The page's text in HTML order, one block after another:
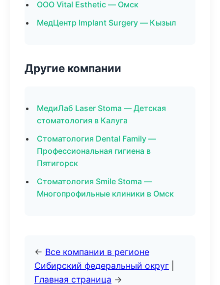
ООО Vital Esthetic — Омск
МедЦентр Implant Surgery — Кызыл
Другие компании
МедиЛаб Laser Stoma — Детская
стоматология в Калуга
Стоматология Dental Family —
Профессиональная гигиена в
Пятигорск
Стоматология Smile Stoma —
Многопрофильные клиники в Омск
← Все компании в регионе
Сибирский федеральный округ
Главная страница →